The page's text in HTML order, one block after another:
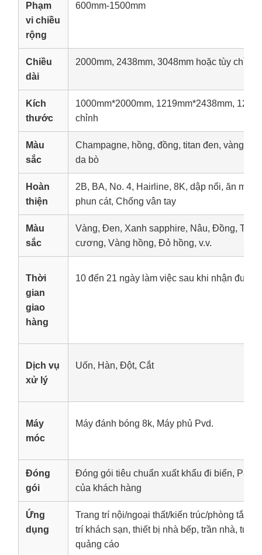
Phạm
vi chiều
rộng
600mm-1500mm
Chiều
dài
2000mm, 2438mm, 3048mm hoặc tùy chỉnh
Kích
thước
1000mm*2000mm, 1219mm*2438mm,
chỉnh
Màu
sắc
Champagne, hồng, đồng, titan đen, vàng
da bò
Hoàn
thiện
2B, BA, No. 4, Hairline, 8K, dập nổi, ăn
phun cát, Chống vân tay
Màu
sắc
Vàng, Đen, Xanh sapphire, Nâu, Đồng, Tím,
cương, Vàng hồng, Đỏ hồng, v.v.
Thời
gian
giao
hàng
10 đến 21 ngày làm việc sau khi nhận được
Dịch vụ
xử lý
Uốn, Hàn, Đột, Cắt
Máy
móc
Máy đánh bóng 8k, Máy phủ Pvd.
Đóng
gói
Đóng gói tiêu chuẩn xuất khẩu đi biển,
của khách hàng
Ứng
dụng
Trang trí nội/ngoại thất/kiến trúc/phòng tắm,
trí khách sạn, thiết bị nhà bếp, trần nhà, tủ,
quảng cáo